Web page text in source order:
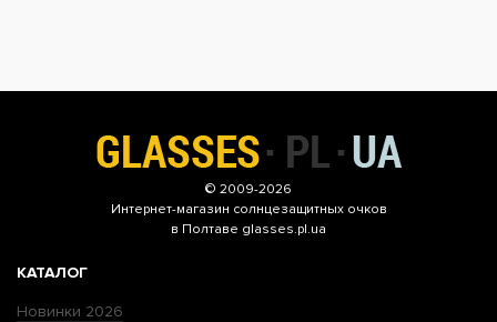
© 2009-2026
Интернет-магазин солнцезащитных очков
в Полтаве glasses.pl.ua
КАТАЛОГ
Новинки 2026